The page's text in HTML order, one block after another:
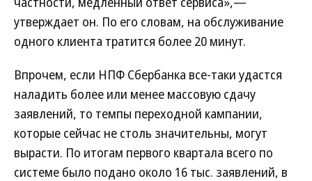
утверждает он. По его словам, на обслуживание
одного клиента тратится более 20 минут.
Впрочем, если НПФ Сбербанка все-таки удастся
наладить более или менее массовую сдачу
заявлений, то темпы переходной кампании,
которые сейчас не столь значительны, могут
вырасти. По итогам первого квартала всего по
системе было подано около 16 тыс. заявлений, в